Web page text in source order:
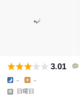
3.01
- -
日曜日